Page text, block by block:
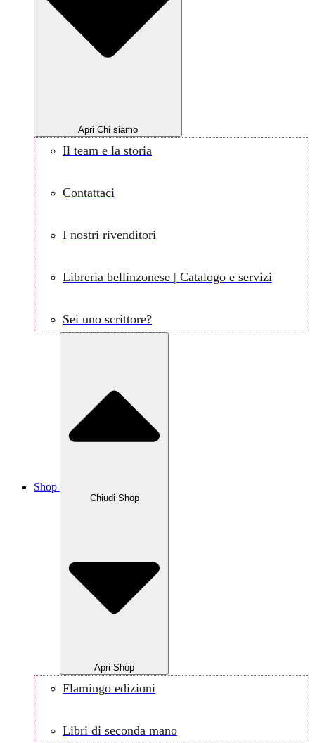
Apri Chi siamo
Il team e la storia
Contattaci
I nostri rivenditori
Libreria bellinzonese | Catalogo e servizi
Sei uno scrittore?
Shop
Chiudi Shop
Apri Shop
Flamingo edizioni
Libri di seconda mano